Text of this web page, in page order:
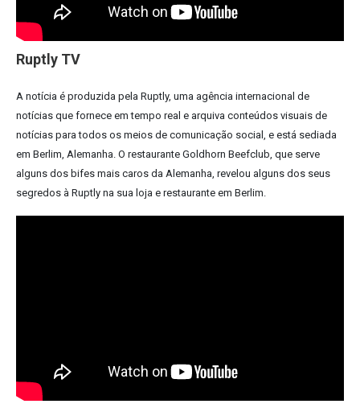
Ruptly TV
A notícia é produzida pela Ruptly, uma agência internacional de
notícias que fornece em tempo real e arquiva conteúdos visuais de
notícias para todos os meios de comunicação social, e está sediada
em Berlim, Alemanha. O restaurante Goldhorn Beefclub, que serve
alguns dos bifes mais caros da Alemanha, revelou alguns dos seus
segredos à Ruptly na sua loja e restaurante em Berlim.